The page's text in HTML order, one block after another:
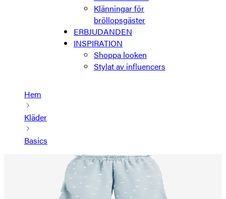
Klänningar för
bröllopsgäster
ERBJUDANDEN
INSPIRATION
Shoppa looken
Stylat av influencers
Hem
Kläder
Basics